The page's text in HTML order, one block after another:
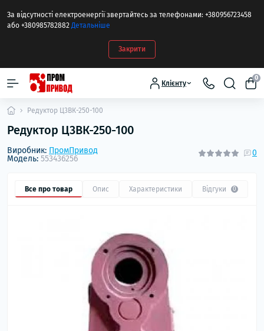
За відсутності електроенергії звертайтесь за телефонами: +380956723458
або +380985782882Детальніше
Закрити
Клієнту
0
Редуктор Ц3ВК-250-100
Редуктор Ц3ВК-250-100
Виробник: ПромПривод
Модель: 553436256
0
Все про товар Опис Характеристики Відгуки 0